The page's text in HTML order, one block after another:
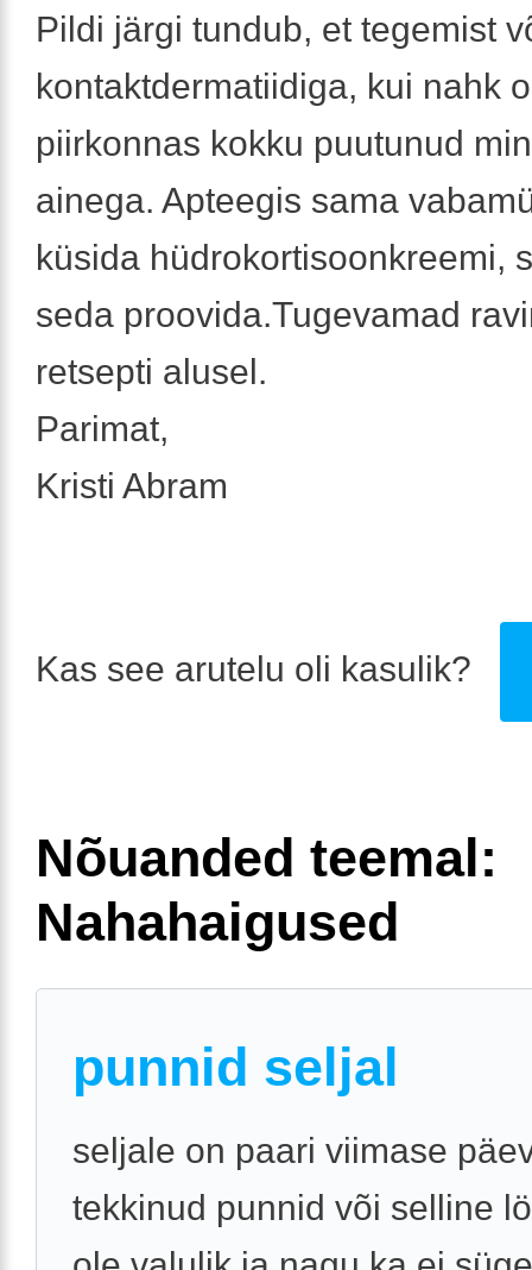
Pildi järgi tundub, et tegemist
kontaktdermatiidiga, kui nahk
piirkonnas kokku puutunud
ainega. Apteegis sama
küsida hüdrokortisoonkreemi,
seda proovida.Tugevamad
retsepti alusel.
Parimat,
Kristi Abram
Kas see arutelu oli kasulik?
Nõuanded teemal:
Nahahaigused
punnid seljal
seljale on paari viimase
tekkinud punnid või selline